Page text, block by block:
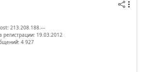
213.208.188.---
регистрации: 19.03.2012
4 927